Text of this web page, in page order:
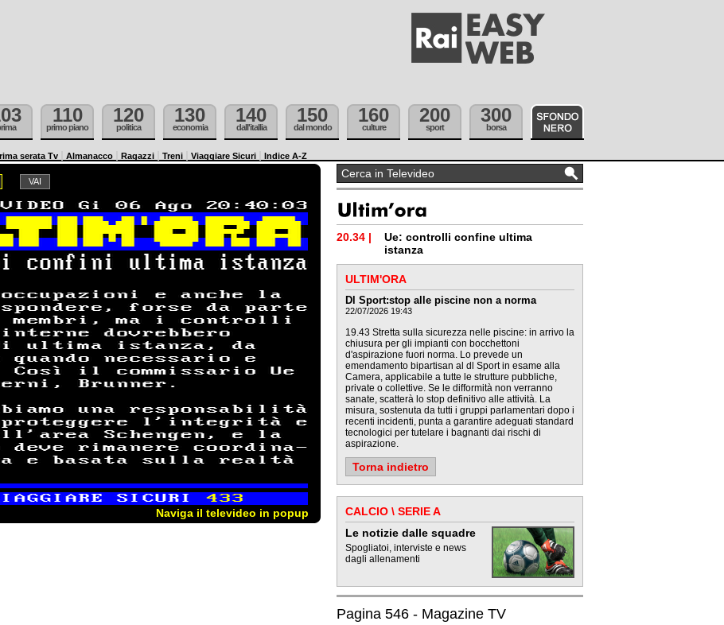
110
primo piano
120
politica
130
economia
140
dall'itallia
150
dal mondo
160
culture
200
sport
300
borsa
serata Tv Almanacco Ragazzi Treni Viaggiare Sicuri Indice A-Z
Naviga il televideo in popup
20.34 |
Ue: controlli confine ultima
istanza
ULTIM'ORA
Dl Sport:stop alle piscine non a norma
22/07/2026 19:43
19.43 Stretta sulla sicurezza nelle piscine: in arrivo la
chiusura per gli impianti con bocchettoni
d'aspirazione fuori norma. Lo prevede un
emendamento bipartisan al dl Sport in esame alla
Camera, applicabile a tutte le strutture pubbliche,
private o collettive. Se le difformità non verranno
sanate, scatterà lo stop definitivo alle attività. La
misura, sostenuta da tutti i gruppi parlamentari dopo i
recenti incidenti, punta a garantire adeguati standard
tecnologici per tutelare i bagnanti dai rischi di
aspirazione.
Torna indietro
CALCIO \ SERIE A
Le notizie dalle squadre
Spogliatoi, interviste e news
dagli allenamenti
Pagina 546 - Magazine TV